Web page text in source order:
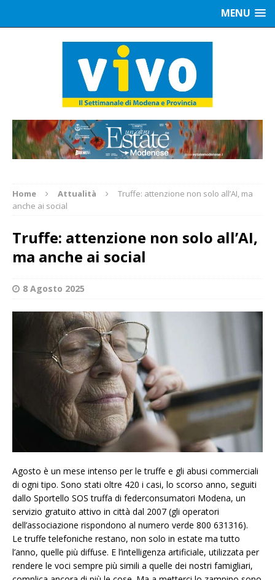
MENU
Home Attualità
Truffe: attenzione non solo all’AI, ma
anche ai social
Truffe: attenzione non solo all’AI,
ma anche ai social
8 Agosto 2025
Agosto è un mese intenso per le truffe e gli abusi commerciali
di ogni tipo. Sono stati oltre 420 i casi, lo scorso anno, seguiti
dallo Sportello SOS truffa di federconsumatori Modena, un
servizio gratuito attivo in città dal 2007 (gli operatori
dell’associazione rispondono al numero verde 800 631316).
Le truffe telefoniche restano, non solo in estate ma tutto
l’anno, quelle più diffuse. E l’intelligenza artificiale, utilizzata per
rendere le voci sempre più simili a quelle dei nostri famigliari,